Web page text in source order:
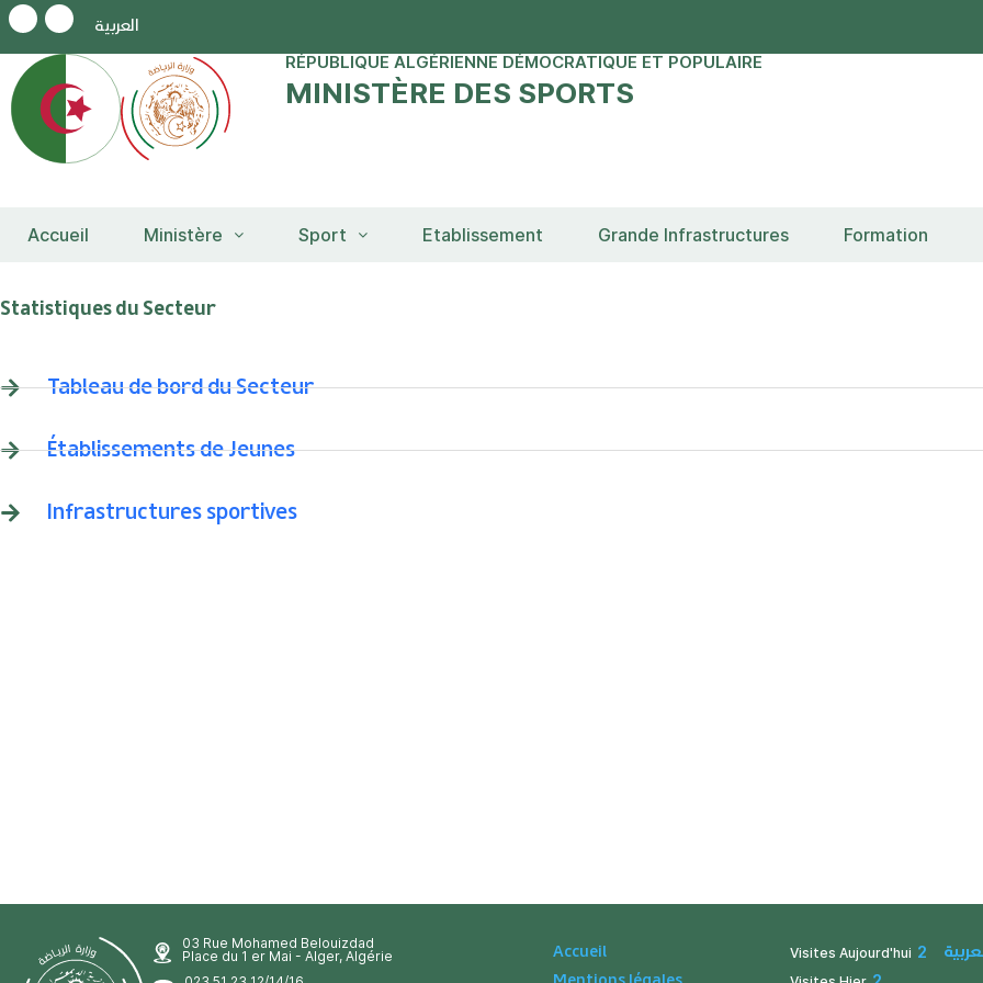
العربية
RÉPUBLIQUE ALGÉRIENNE DÉMOCRATIQUE ET POPULAIRE
MINISTÈRE DES SPORTS
Accueil Ministère Sport Etablissement Grande Infrastructures Formation
Statistiques du Secteur
Tableau de bord du Secteur
Établissements de Jeunes
Infrastructures sportives
03 Rue Mohamed Belouizdad
Place du 1 er Mai - Alger, Algérie
Accueil
Visites Aujourd'hui 2